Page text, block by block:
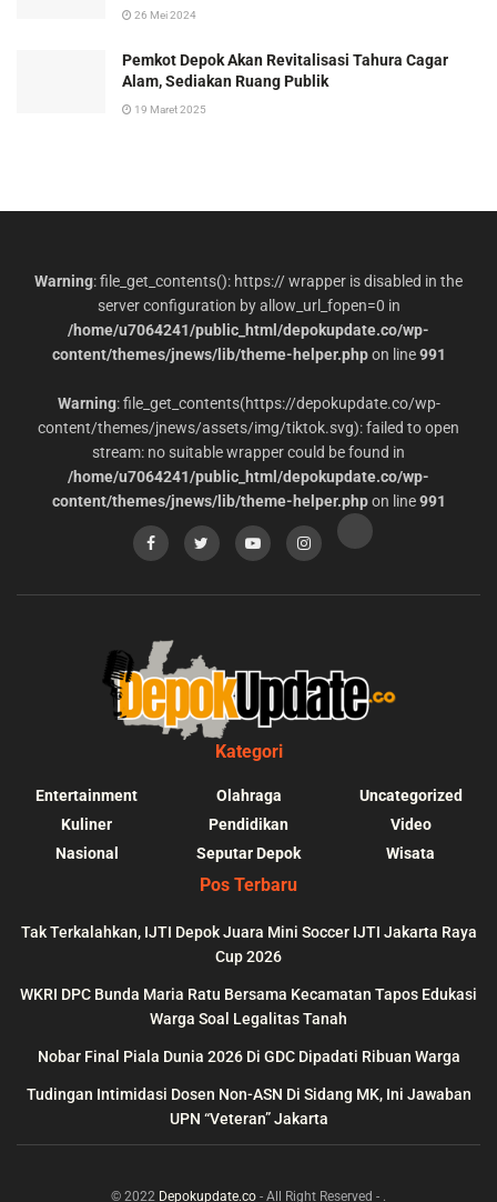
26 Mei 2024
Pemkot Depok Akan Revitalisasi Tahura Cagar
Alam, Sediakan Ruang Publik
19 Maret 2025
Warning: file_get_contents(): https:// wrapper is disabled in the
server configuration by allow_url_fopen=0 in
/home/u7064241/public_html/depokupdate.co/wp-
content/themes/jnews/lib/theme-helper.phpon line991
Warning: file_get_contents(https://depokupdate.co/wp-
content/themes/jnews/assets/img/tiktok.svg): failed to open
stream: no suitable wrapper could be found in
/home/u7064241/public_html/depokupdate.co/wp-
content/themes/jnews/lib/theme-helper.phpon line991
Kategori
Entertainment
Kuliner
Nasional
Olahraga
Pendidikan
Seputar Depok
Uncategorized
Video
Wisata
Pos Terbaru
Tak Terkalahkan, IJTI Depok Juara Mini Soccer IJTI Jakarta Raya
Cup 2026
WKRI DPC Bunda Maria Ratu Bersama Kecamatan Tapos Edukasi
Warga Soal Legalitas Tanah
Nobar Final Piala Dunia 2026 Di GDC Dipadati Ribuan Warga
Tudingan Intimidasi Dosen Non-ASN Di Sidang MK, Ini Jawaban
UPN “Veteran” Jakarta
© 2022 Depokupdate.co - All Right Reserved - .
depokupdate.co/wp-
line
:
content/themes/
could be found in